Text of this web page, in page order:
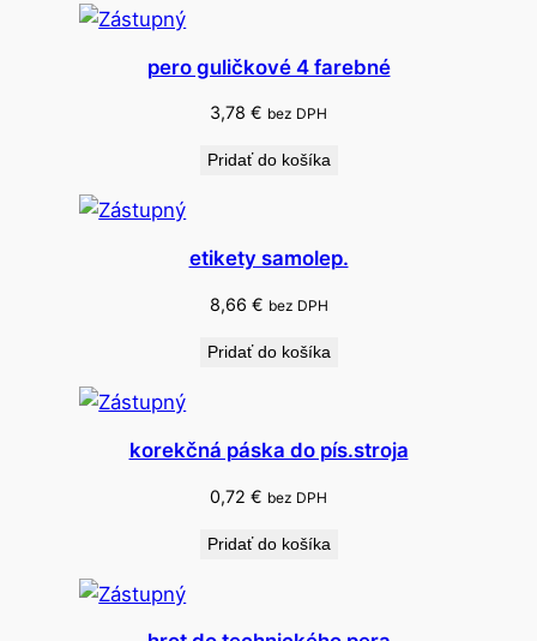
o
é
o
v
k
č
pero guličkové 4 farebné
3,78 € bez DPH
Pridať do košíka
etikety samolep.
8,66 € bez DPH
Pridať do košíka
korekčná páska do pís.stroja
0,72 € bez DPH
Pridať do košíka